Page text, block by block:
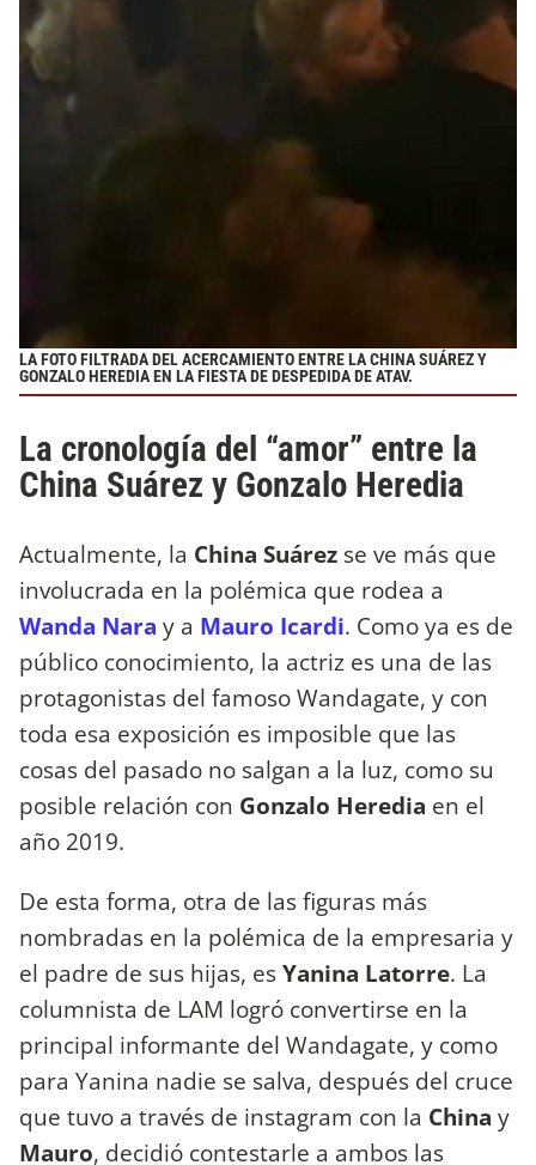
LA FOTO FILTRADA DEL ACERCAMIENTO ENTRE LA CHINA SUÁREZ Y
GONZALO HEREDIA EN LA FIESTA DE DESPEDIDA DE ATAV.
La cronología del “amor” entre la
China Suárez y Gonzalo Heredia
Actualmente, la China Suárez se ve más que
involucrada en la polémica que rodea a
Wanda Nara y a Mauro Icardi. Como ya es de
público conocimiento, la actriz es una de las
protagonistas del famoso Wandagate, y con
toda esa exposición es imposible que las
cosas del pasado no salgan a la luz, como su
posible relación con Gonzalo Heredia en el
año 2019.
De esta forma, otra de las figuras más
nombradas en la polémica de la empresaria y
el padre de sus hijas, esYanina Latorre. La
columnista de LAM logró convertirse en la
principal informante del Wandagate, y como
para Yanina nadie se salva, después del cruce
que tuvo a través de instagram con la China y
Mauro, decidió contestarle a ambos las